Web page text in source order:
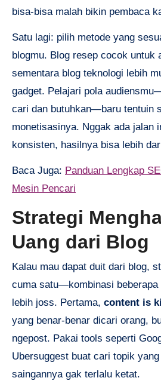
bisa-bisa malah bikin pembaca
Satu lagi: pilih metode yang
blogmu. Blog resep cocok untuk
sementara blog teknologi lebih
gadget. Pelajari pola
cari dan butuhkan—baru tentuin
monetisasinya. Nggak ada jalan
konsisten, hasilnya bisa lebih
Baca Juga: Panduan Lengkap
Mesin Pencari
Strategi
Uang dari Blog
Kalau mau dapat duit dari blog,
cuma satu—kombinasi beberapa
lebih joss. Pertama, content is
yang benar-benar dicari orang,
ngepost. Pakai tools seperti
Ubersuggest buat cari topik
saingannya gak terlalu ketat.